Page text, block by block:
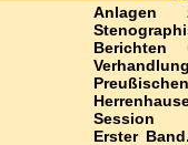
Anlagen
Berichten
Preußischen
Session
Erster